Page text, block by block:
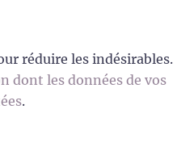
réduire les indésirables.
dont les données de vos
.